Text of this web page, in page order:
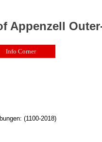
(1100-2018)
Appenzell
Info Corner